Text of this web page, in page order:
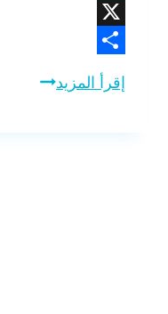
Pinterest
X
Share
إقرأ المزيدشركة